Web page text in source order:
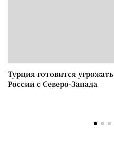
Турция готовится угрожать
России с Северо-Запада